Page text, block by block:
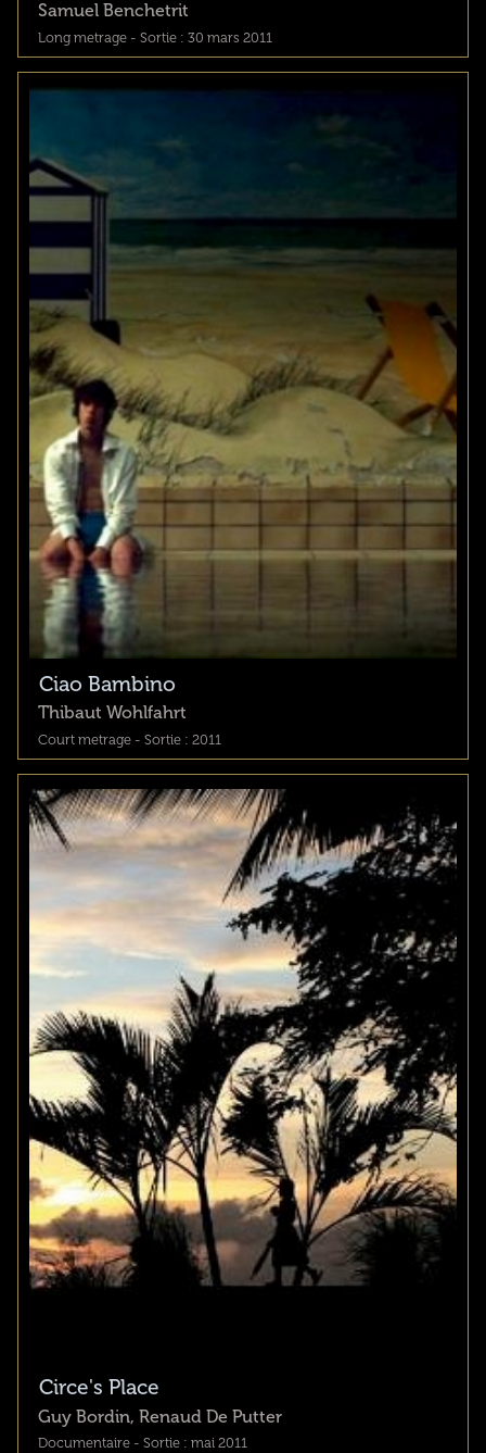
Samuel Benchetrit
Long metrage - Sortie : 30 mars 2011
Ciao Bambino
Thibaut Wohlfahrt
Court metrage - Sortie : 2011
Circe's Place
Guy Bordin, Renaud De Putter
Documentaire - Sortie : mai 2011